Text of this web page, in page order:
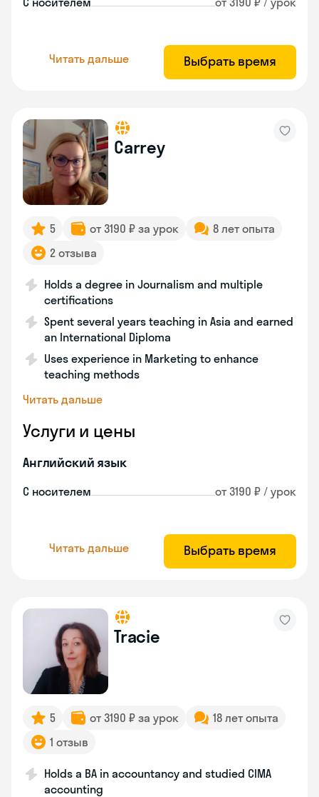
Читать дальше Выбрать время
Carrey
5 от 3190 ₽ за урок
8 лет опыта
2 отзыва
Holds a degree in Journalism and multiple
certifications
Spent several years teaching in Asia and earned
an International Diploma
Uses experience in Marketing to enhance
teaching methods
Читать дальше
Услуги и цены
Английский язык
С носителем от 3190 ₽ / урок
Читать дальше Выбрать время
Tracie
5 от 3190 ₽ за урок
18 лет опыта
1 отзыв
Holds a BA in accountancy and studied CIMA
accounting